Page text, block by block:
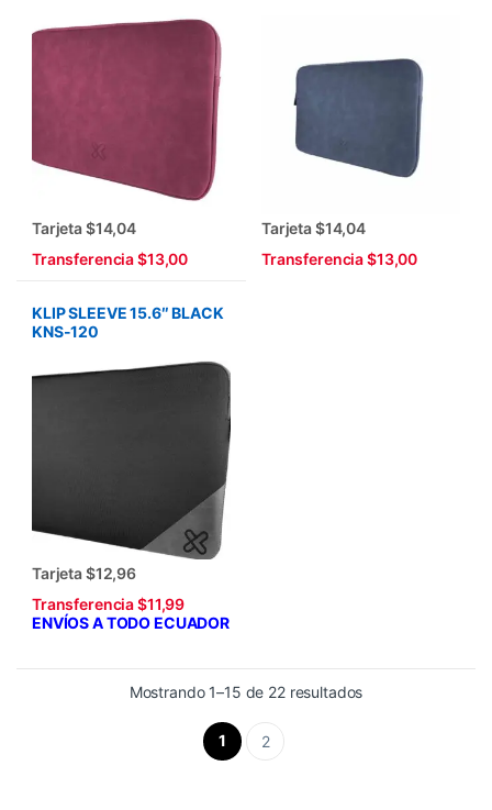
Tarjeta $14,04
Transferencia $13,00
Tarjeta $14,04
Transferencia $13,00
KLIP SLEEVE 15.6″ BLACK
KNS-120
Tarjeta $12,96
Transferencia $11,99
ENVÍOS A TODO ECUADOR
Mostrando 1–15 de 22 resultadosOrdenado por los
1 2